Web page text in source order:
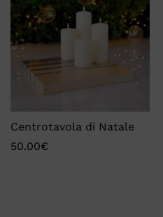
Centrotavola di Natale
50.00€